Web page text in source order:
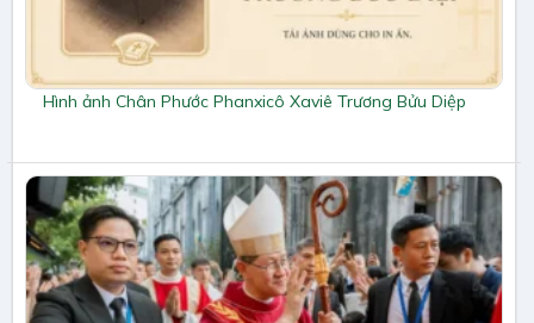
Hình ảnh Chân Phước Phanxicô Xaviê Trương Bửu Diệp